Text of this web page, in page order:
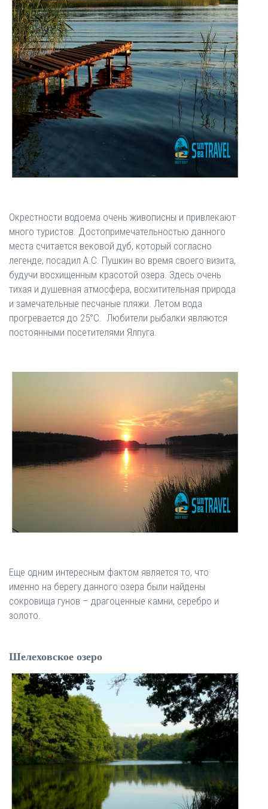
Окрестности водоема очень живописны и привлекают
много туристов. Достопримечательностью данного
места считается вековой дуб, который согласно
легенде, посадил А.С. Пушкин во время своего визита,
будучи восхищенным красотой озера. Здесь очень
тихая и душевная атмосфера, восхитительная природа
и замечательные песчаные пляжи. Летом вода
прогревается до 25°С. Любители рыбалки являются
постоянными посетителями Ялпуга.
Еще одним интересным фактом является то, что
именно на берегу данного озера были найдены
сокровища гунов – драгоценные камни, серебро и
золото.
Шелеховское озеро